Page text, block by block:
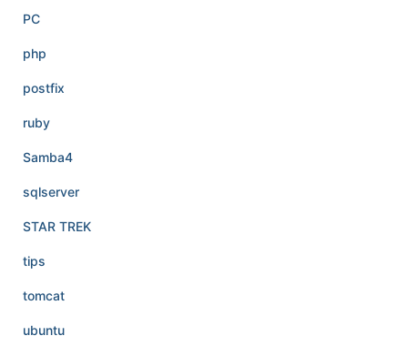
PC
php
postfix
ruby
Samba4
sqlserver
STAR TREK
tips
tomcat
ubuntu